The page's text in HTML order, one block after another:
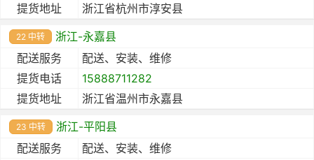
提货地址
浙江省杭州市淳安县
22 中转
浙江-永嘉县
配送服务
配送、安装、维修
提货电话
15888711282
提货地址
浙江省温州市永嘉县
23 中转
浙江-平阳县
配送服务
配送、安装、维修